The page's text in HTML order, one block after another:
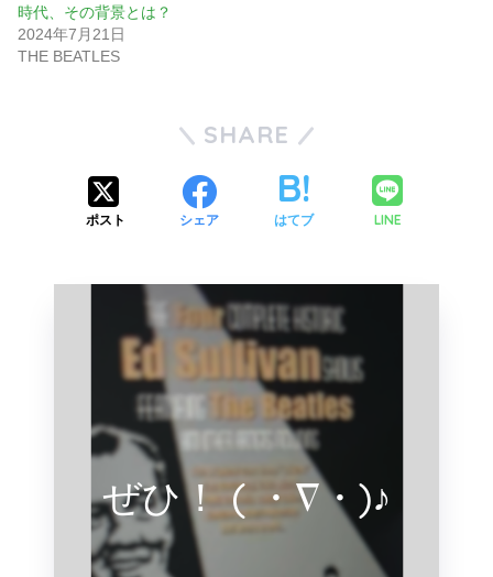
時代、その背景とは？
2024年7月21日
THE BEATLES
SHARE
ポスト シェア はてブ LINE
ぜひ！ ( ・∇・)♪